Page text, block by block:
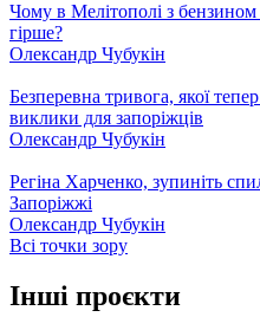
Чому в Мелітополі з бензином
гірше?
Олександр Чубукін
Безперевна тривога, якої
виклики для запоріжців
Олександр Чубукін
Регіна Харченко, зупиніть
Запоріжжі
Олександр Чубукін
Всі точки зору
Інші проєкти